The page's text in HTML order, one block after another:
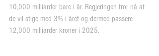
10,000 milliarder bare i år. Regjeringen tror nå at
de vil stige med 3% i året og dermed passere
12,000 milliarder kroner i 2025.